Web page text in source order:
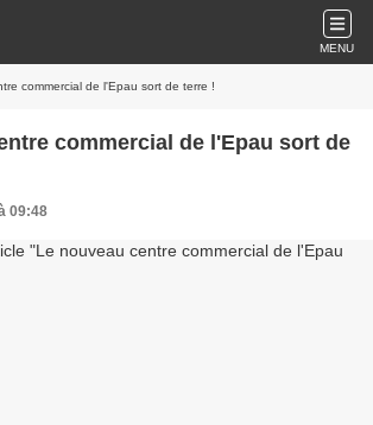
MENU
commercial de l'Epau sort de terre !
commercial de l'Epau sort de
09:48